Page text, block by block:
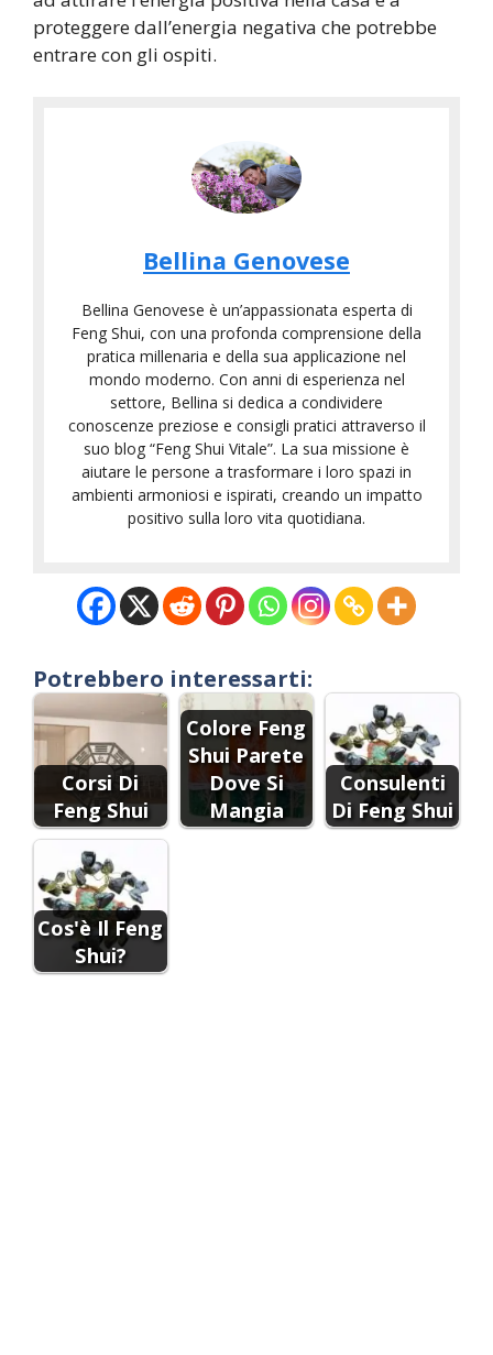
proteggere dall’energia negativa che potrebbe
entrare con gli ospiti.
Bellina Genovese
Bellina Genovese è un’appassionata esperta di
Feng Shui, con una profonda comprensione della
pratica millenaria e della sua applicazione nel
mondo moderno. Con anni di esperienza nel
settore, Bellina si dedica a condividere
conoscenze preziose e consigli pratici attraverso il
suo blog “Feng Shui Vitale”. La sua missione è
aiutare le persone a trasformare i loro spazi in
ambienti armoniosi e ispirati, creando un impatto
positivo sulla loro vita quotidiana.
Potrebbero interessarti:
Corsi Di
Feng Shui
Colore Feng
Shui Parete
Dove Si
Mangia
Consulenti
Di Feng Shui
Cos'è Il Feng
Shui?